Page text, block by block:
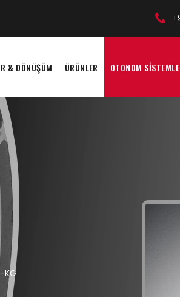
& DÖNÜŞÜM ÜRÜNLER OTONOM
KG